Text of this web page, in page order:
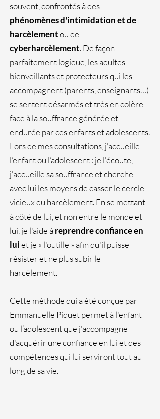
souvent, confrontés à des
phénomènes d'intimidation et de
harcèlementou de
cyberharcèlement. De façon
parfaitement logique, les adultes
bienveillants et protecteurs qui les
accompagnent (parents, enseignants…)
se sentent désarmés et très en colère
face à la souffrance générée et
endurée par ces enfants et adolescents.
Lors de mes consultations, j'accueille
l’enfant ou l’adolescent : je l'écoute,
j'accueille sa souffrance et cherche
avec lui les moyens de casser le cercle
vicieux du harcèlement. En se mettant
à côté de lui, et non entre le monde et
lui, je l'aide à reprendre confiance en
luiet je « l'outille » afin qu'il puisse
résister et ne plus subir le
harcèlement.
Cette méthode qui a été conçue par
Emmanuelle Piquet permet à l'enfant
ou l’adolescent que j'accompagne
d'acquérir une confiance en lui et des
compétences qui lui serviront tout au
long de sa vie.